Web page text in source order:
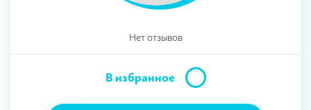
Нет отзывов
В избранное